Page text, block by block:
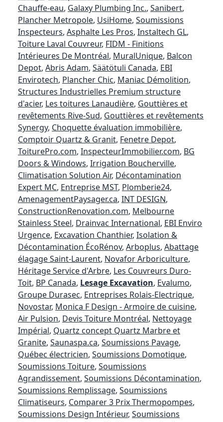
Chauffe-eau, Galaxy Plumbing Inc., Sanibert,
Plancher Metropole, UsiHome, Soumissions
Inspecteurs, Asphalte Les Pros, Instaltech GL,
Toiture Laval Couvreur, FIDM - Finitions
Intérieures De Montréal, MuralUnique, Balcon
Depot, Abris Adam, Säätötuli Canada, EBI
Envirotech, Plancher Chic, Maniac Démolition,
Structures Industrielles Premium structure
d'acier, Les toitures Lanaudière, Gouttières et
revêtements Rive-Sud, Gouttières et revêtements
Synergy, Choquette évaluation immobilière,
Comptoir Quartz & Granit, Fenetre Depot,
ToiturePro.com, InspecteurImmobilier.com, BG
Doors & Windows, Irrigation Boucherville,
Climatisation Solution Air, Décontamination
Expert MC, Entreprise MST, Plomberie24,
AmenagementPaysager.ca, INT DESIGN,
ConstructionRenovation.com, Melbourne
Stainless Steel, Drainvac International, EBI Enviro
Urgence, Excavation Chanthier, Isolation &
Décontamination ÉcoRénov, Arboplus, Abattage
élagage Saint-Laurent, Novafor Arboriculture,
Héritage Service d'Arbre, Les Couvreurs Duro-
Toit, BP Canada, Lesage Excavation, Evalumo,
Groupe Durasec, Entreprises Rolais-Electrique,
Novostar, Monica F Design - Armoire de cuisine,
Air Pulsion, Devis Toiture Montréal, Nettoyage
Impérial, Quartz concept Quartz Marbre et
Granite, Saunaspa.ca, Soumissions Pavage,
Québec électricien, Soumissions Domotique,
Soumissions Toiture, Soumissions
Agrandissement, Soumissions Décontamination,
Soumissions Remplissage, Soumissions
Climatiseurs, Comparer 3 Prix Thermopompes,
Soumissions Design Intérieur, Soumissions